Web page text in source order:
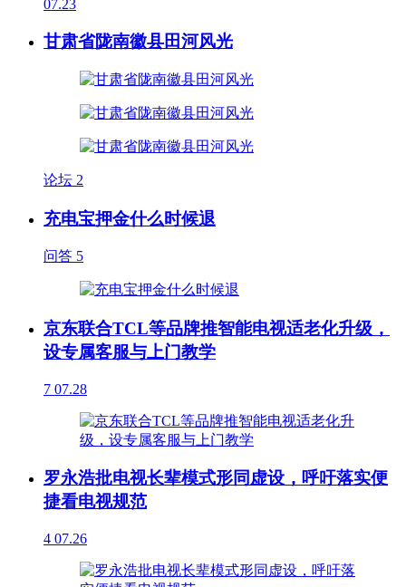
07.23
甘肃省陇南徽县田河风光
论坛 2
充电宝押金什么时候退
问答 5
京东联合TCL等品牌推智能电视适老化升级，
设专属客服与上门教学
7 07.28
罗永浩批电视长辈模式形同虚设，呼吁落实便
捷看电视规范
4 07.26